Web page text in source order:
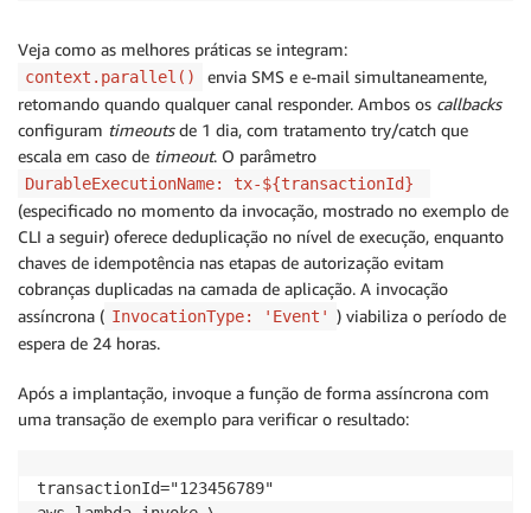
        agentRuntimeArn: agentRuntimeArn,
        qualifier: 'DEFAULT',
        payload: Buffer.from(payloadJson, 'utf-8'),
        contentType: 'application/json',
        accept: 'application/json'
      });
      const response = await client.send(command);
const responseText = await
      const result = JSON.parse(responseText);
return result?.output?.risk_score ?? 5;  //
    } catch (error) {
context.logger.error("Fraud check failed", {
      return 5;
  });
    // Best Practice: Idempotent authorization
Veja como as melhores práticas se integram:
context.parallel()
envia SMS e e-mail simultaneamente,
retomando quando qualquer canal responder. Ambos os callbacks
configuram timeoutsde 1 dia, com tratamento try/catch que
escala em caso de timeout. O parâmetro
DurableExecutionName: tx-${transactionId}
(especificado no momento da invocação, mostrado no exemplo de
CLI a seguir) oferece deduplicação no nível de execução, enquanto
chaves de idempotência nas etapas de autorização evitam
cobranças duplicadas na camada de aplicação. A invocação
assíncrona ( InvocationType: 'Event' ) viabiliza o período de
espera de 24 horas.
Após a implantação, invoque a função de forma assíncrona com
uma transação de exemplo para verificar o resultado:
transactionId="123456789"